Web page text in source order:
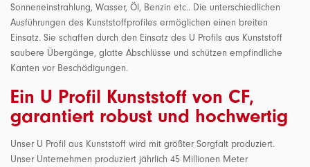
Sonneneinstrahlung, Wasser, Öl, Benzin etc.. Die unterschiedlichen
Ausführungen des Kunststoffprofiles ermöglichen einen breiten
Einsatz. Sie schaffen durch den Einsatz des U Profils aus Kunststoff
saubere Übergänge, glatte Abschlüsse und schützen empfindliche
Kanten vor Beschädigungen.
Ein U Profil Kunststoff von CF,
garantiert robust und hochwertig
Unser U Profil aus Kunststoff wird mit größter Sorgfalt produziert.
Unser Unternehmen produziert jährlich 45 Millionen Meter